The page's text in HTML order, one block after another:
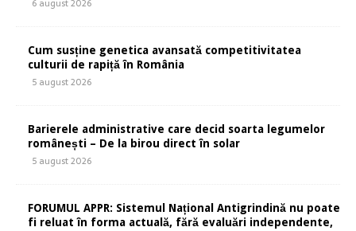
6 august 2026
Cum susține genetica avansată competitivitatea
culturii de rapiță în România
5 august 2026
Barierele administrative care decid soarta legumelor
românești – De la birou direct în solar
5 august 2026
FORUMUL APPR: Sistemul Național Antigrindină nu poate
fi reluat în forma actuală, fără evaluări independente,